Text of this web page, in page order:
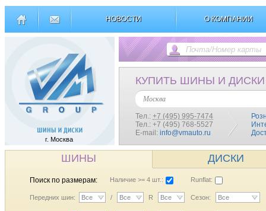
НОВОСТИ О КОМПАНИИ
г. Москва
КУПИТЬ ШИНЫ И ДИСКИ
Москва
Тел.: +7 (495) 995-7474
Тел.: +7 (495) 768-5527
E-mail: info@vmauto.ru
ШИНЫ ДИСКИ
Поиск по размерам: Наличие >= 4 шт.: Runflat:
Передних шин: Все / Все R Все Сезон: Все